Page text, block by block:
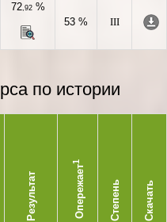
72,92%
53 %
III
по истории
Результат Опережает
1
Степень Скачать